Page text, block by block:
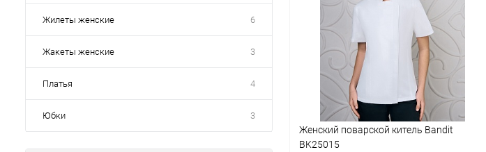
Жилеты женские 6
Жакеты женские 3
Платья 4
Юбки 3
Женский поварской китель Bandit
BK25015